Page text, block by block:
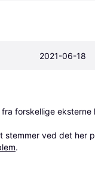
2021-06-18
forskellige
ved det her
.